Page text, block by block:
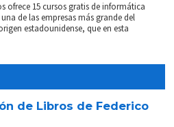
ofrece 15 cursos gratis de informática
de las empresas más grande del
estadounidense, que en esta
de Libros de Federico